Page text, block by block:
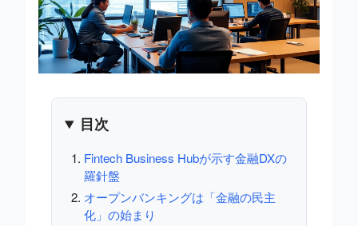
目次
Fintech Business Hubが示す金融DXの
羅針盤
オープンバンキングは「金融の民主
化」の始まり